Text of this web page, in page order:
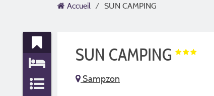
Accueil SUN CAMPING
SUN CAMPING
Sampzon